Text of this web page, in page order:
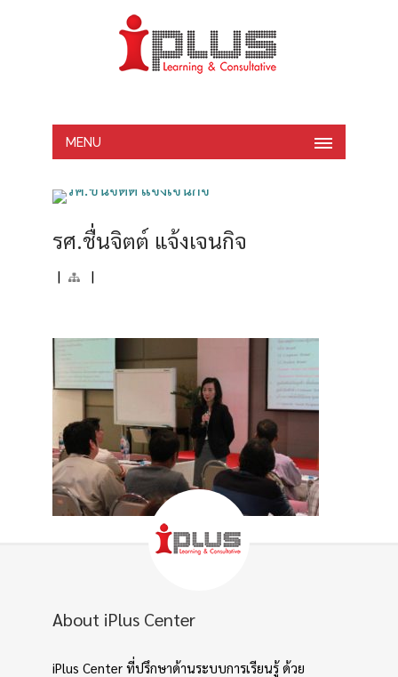
MENU
รศ.ชื่นจิตต์ แจ้งเจนกิจ
| |
About iPlus Center
iPlus Center ที่ปรึกษาด้านระบบการเรียนรู้ ด้วย